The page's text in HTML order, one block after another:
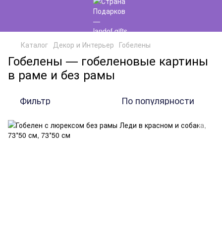
Каталог Декор и Интерьер Гобелены
Гобелены — гобеленовые картины
в раме и без рамы
Фильтр По популярности